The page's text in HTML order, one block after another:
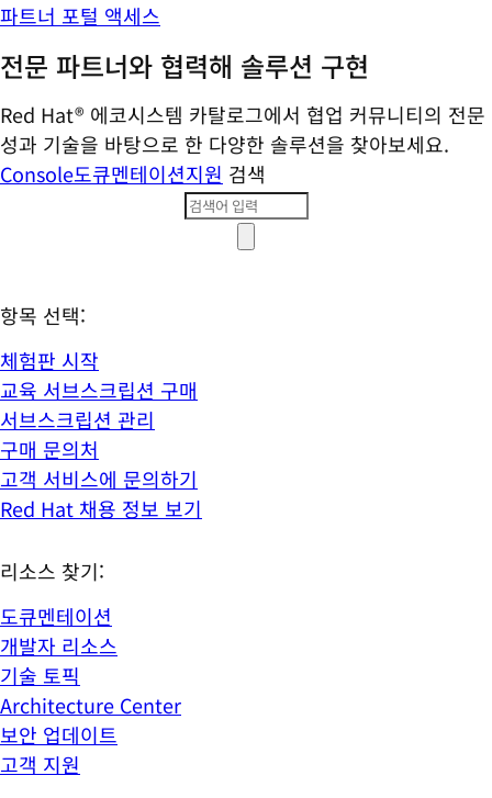
파트너 포털 액세스
전문 파트너와 협력해 솔루션 구현
Red Hat® 에코시스템 카탈로그에서 협업 커뮤니티의 전문
성과 기술을 바탕으로 한 다양한 솔루션을 찾아보세요.
Console도큐멘테이션지원 검색
항목 선택:
체험판 시작
교육 서브스크립션 구매
서브스크립션 관리
구매 문의처
고객 서비스에 문의하기
Red Hat 채용 정보 보기
리소스 찾기:
도큐멘테이션
개발자 리소스
기술 토픽
Architecture Center
보안 업데이트
고객 지원